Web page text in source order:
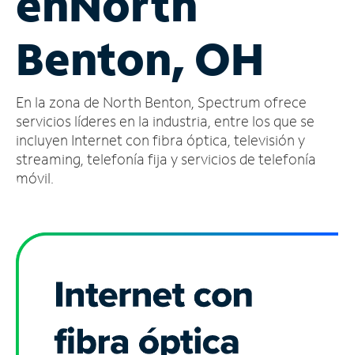
cuenta
Encuentra
tienda
Benton, OH
En la zona de North Benton, Spectrum ofrece
servicios líderes en la industria, entre los que se
incluyen Internet con fibra óptica, televisión y
streaming, telefonía fija y servicios de telefonía
móvil.